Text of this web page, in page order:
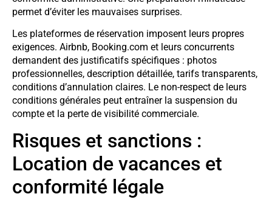
permet d’éviter les mauvaises surprises.
Les plateformes de réservation imposent leurs propres
exigences. Airbnb, Booking.com et leurs concurrents
demandent des justificatifs spécifiques : photos
professionnelles, description détaillée, tarifs transparents,
conditions d’annulation claires. Le non-respect de leurs
conditions générales peut entraîner la suspension du
compte et la perte de visibilité commerciale.
Risques et sanctions :
Location de vacances et
conformité légale